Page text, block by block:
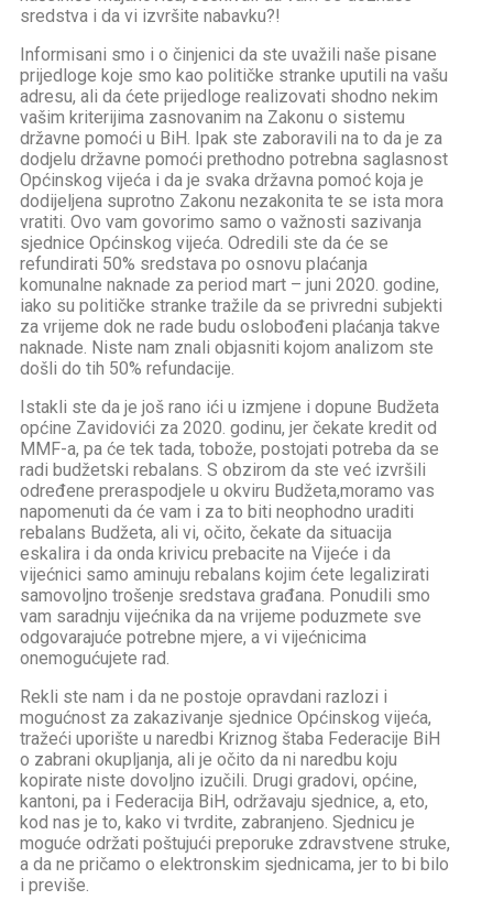
sredstva i da vi izvršite nabavku?!
Informisani smo i o činjenici da ste uvažili naše pisane
prijedloge koje smo kao političke stranke uputili na vašu
adresu, ali da ćete prijedloge realizovati shodno nekim
vašim kriterijima zasnovanim na Zakonu o sistemu
državne pomoći u BiH. Ipak ste zaboravili na to da je za
dodjelu državne pomoći prethodno potrebna saglasnost
Općinskog vijeća i da je svaka državna pomoć koja je
dodijeljena suprotno Zakonu nezakonita te se ista mora
vratiti. Ovo vam govorimo samo o važnosti sazivanja
sjednice Općinskog vijeća. Odredili ste da će se
refundirati 50% sredstava po osnovu plaćanja
komunalne naknade za period mart – juni 2020. godine,
iako su političke stranke tražile da se privredni subjekti
za vrijeme dok ne rade budu oslobođeni plaćanja takve
naknade. Niste nam znali objasniti kojom analizom ste
došli do tih 50% refundacije.
Istakli ste da je još rano ići u izmjene i dopune Budžeta
općine Zavidovići za 2020. godinu, jer čekate kredit od
MMF-a, pa će tek tada, tobože, postojati potreba da se
radi budžetski rebalans. S obzirom da ste već izvršili
određene preraspodjele u okviru Budžeta,moramo vas
napomenuti da će vam i za to biti neophodno uraditi
rebalans Budžeta, ali vi, očito, čekate da situacija
eskalira i da onda krivicu prebacite na Vijeće i da
vijećnici samo aminuju rebalans kojim ćete legalizirati
samovoljno trošenje sredstava građana. Ponudili smo
vam saradnju vijećnika da na vrijeme poduzmete sve
odgovarajuće potrebne mjere, a vi vijećnicima
onemogućujete rad.
Rekli ste nam i da ne postoje opravdani razlozi i
mogućnost za zakazivanje sjednice Općinskog vijeća,
tražeći uporište u naredbi Kriznog štaba Federacije BiH
o zabrani okupljanja, ali je očito da ni naredbu koju
kopirate niste dovoljno izučili. Drugi gradovi, općine,
kantoni, pa i Federacija BiH, održavaju sjednice, a, eto,
kod nas je to, kako vi tvrdite, zabranjeno. Sjednicu je
moguće održati poštujući preporuke zdravstvene struke,
a da ne pričamo o elektronskim sjednicama, jer to bi bilo
i previše.